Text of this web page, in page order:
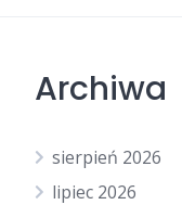
Archiwa
sierpień 2026
lipiec 2026